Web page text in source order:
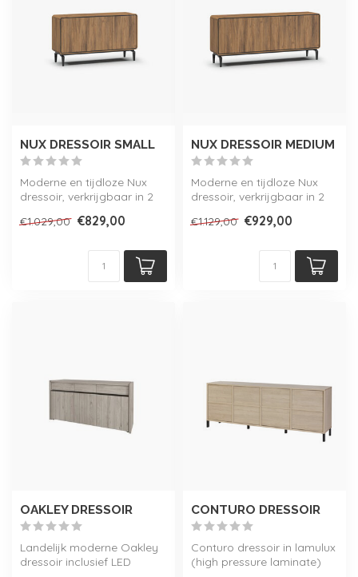
NUX DRESSOIR SMALL
Moderne en tijdloze Nux
dressoir, verkrijgbaar in 2
Onderdee...
€1.029,00 €829,00
NUX DRESSOIR MEDIUM
Moderne en tijdloze Nux
dressoir, verkrijgbaar in 2
Onderdee...
€1.129,00 €929,00
OAKLEY DRESSOIR
Landelijk moderne Oakley
dressoir inclusief LED
CONTURO DRESSOIR
Conturo dressoir in lamulux
(high pressure laminate)